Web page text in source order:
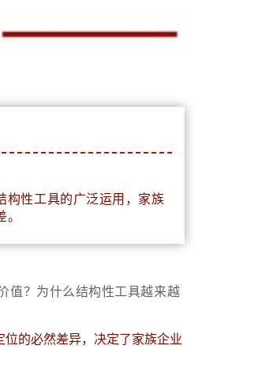
构性工具的广泛运用，家族
值？为什么结构性工具越来越
的必然差异，决定了家族企业